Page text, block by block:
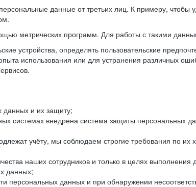
данные от третьих лиц. К примеру, чтобы
метрических программ. Для работы с такими
устройства, определять пользовательские
использования или для устранения различных
данных и их защиту;
системах внедрена система защиты персональных
учёту, мы соблюдаем строгие требования по их
наших сотрудников и только в целях выполнения
данных;
данных и при обнаружении